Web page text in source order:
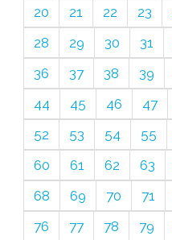
20
21 22 23
28
29 30 31
36
37 38 39
44
45 46 47
52
53 54 55
60
61 62 63
68
69 70 71
76
77 78 79